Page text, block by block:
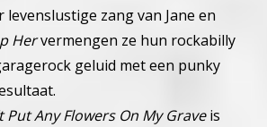
levenslustige zang van Jane en
Hervermengen ze hun rockabilly
geluid met een punky
Put Any Flowers On My Graveis